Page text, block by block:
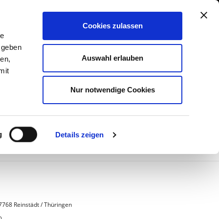
Details zeigen
Cookies zulassen
Auswahl erlauben
Nur notwendige Cookies
Hallen
von Zeltsystemen
Reinstädt / Thüringen